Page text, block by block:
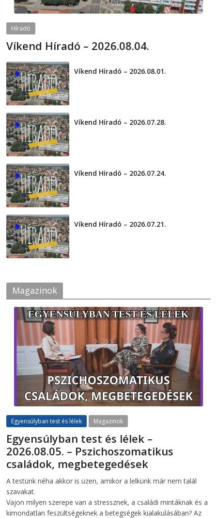
Híradó
Víkend Híradó – 2026.08.04.
Víkend Híradó – 2026.08.01.
Víkend Híradó – 2026.07.28.
Víkend Híradó – 2026.07.24.
Víkend Híradó – 2026.07.21.
Magazinok
Egyensúlyban test és lélek Magazinok
Egyensúlyban test és lélek –
2026.08.05. – Pszichoszomatikus
családok, megbetegedések
A testünk néha akkor is üzen, amikor a lelkünk már nem talál
szavakat.
Vajon milyen szerepe van a stressznek, a családi mintáknak és a
kimondatlan feszültségeknek a betegségek kialakulásában? Az